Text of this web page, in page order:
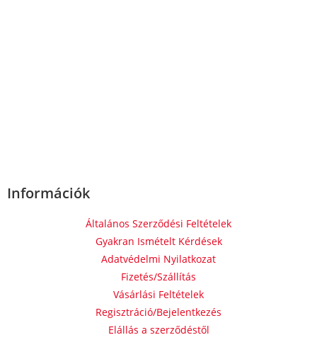
Információk
Általános Szerződési Feltételek
Gyakran Ismételt Kérdések
Adatvédelmi Nyilatkozat
Fizetés/Szállítás
Vásárlási Feltételek
Regisztráció/Bejelentkezés
Elállás a szerződéstől